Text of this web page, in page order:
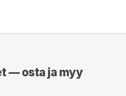
— osta ja myy